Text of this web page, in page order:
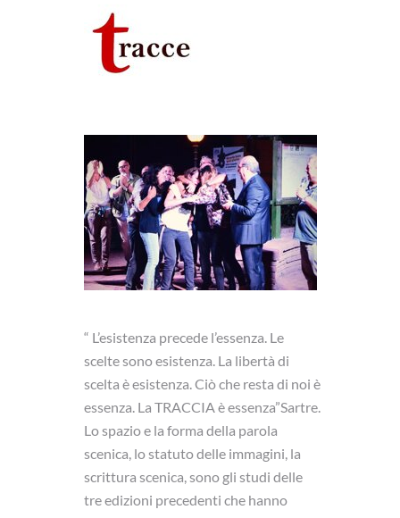
“ L’esistenza precede l’essenza. Le
scelte sono esistenza. La libertà di
scelta è esistenza. Ciò che resta di noi è
essenza. La TRACCIA è essenza”Sartre.
Lo spazio e la forma della parola
scenica, lo statuto delle immagini, la
scrittura scenica, sono gli studi delle
tre edizioni precedenti che hanno